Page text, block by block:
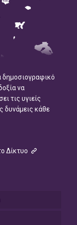
δημοσιογραφικό
να
τις υγιείς
δυνάμεις κάθε
Δίκτυο